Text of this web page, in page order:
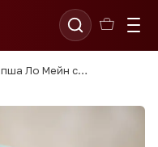
Рисовая Лапша Ло Мейн с Курицей